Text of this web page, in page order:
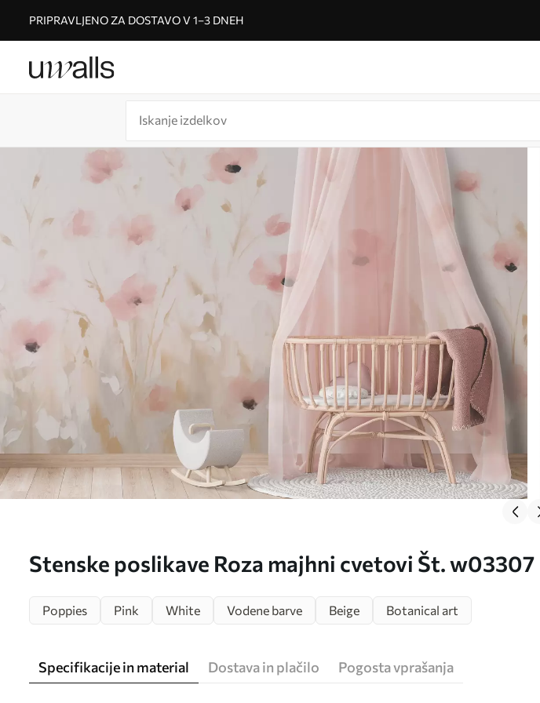
PRIPRAVLJENO ZA DOSTAVO V 1–3 DNEH
Stenske poslikave Roza majhni cvetovi Št. w03307
Poppies Pink White Vodene barve Beige Botanical art
Specifikacije in material Dostava in plačilo Pogosta vprašanja